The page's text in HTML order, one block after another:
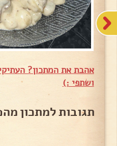
אהבת את המתכון?
ושתפי :)
תגובות למתכון